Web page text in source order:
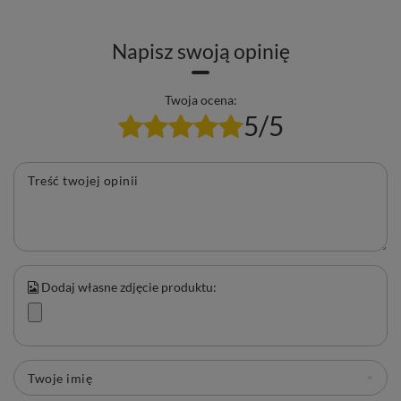
Napisz swoją opinię
Twoja ocena:
5/5
Treść twojej opinii
Dodaj własne zdjęcie produktu:
Twoje imię